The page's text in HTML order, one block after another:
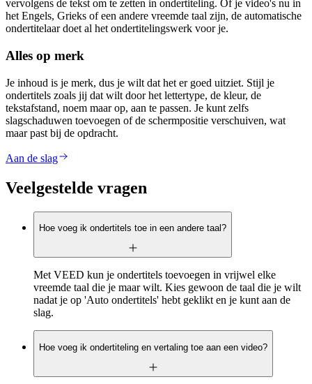
vervolgens de tekst om te zetten in ondertiteling. Of je video's nu in
het Engels, Grieks of een andere vreemde taal zijn, de automatische
ondertitelaar doet al het ondertitelingswerk voor je.
Alles op merk
Je inhoud is je merk, dus je wilt dat het er goed uitziet. Stijl je
ondertitels zoals jij dat wilt door het lettertype, de kleur, de
tekstafstand, noem maar op, aan te passen. Je kunt zelfs
slagschaduwen toevoegen of de schermpositie verschuiven, wat
maar past bij de opdracht.
Aan de slag
Veelgestelde vragen
Hoe voeg ik ondertitels toe in een andere taal?
Met VEED kun je ondertitels toevoegen in vrijwel elke
vreemde taal die je maar wilt. Kies gewoon de taal die je wilt
nadat je op 'Auto ondertitels' hebt geklikt en je kunt aan de
slag.
Hoe voeg ik ondertiteling en vertaling toe aan een video?